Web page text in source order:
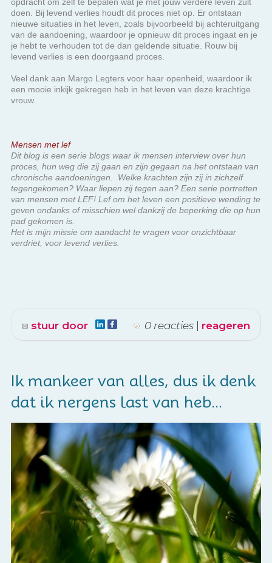
levend verlies is een doorgaand proces.
Veel dank aan Margo Legters voor haar openheid, waardoor ik
een mooie inkijk gekregen heb in het leven van deze krachtige
vrouw.
Mensen met lef
Dit blog is een serie blogs waar ik mensen interview over hun
proces, hun weg die zij gaan en zijn gegaan na het ontstaan van
chronische aandoeningen. Welke krachten zijn zij in zichzelf
tegengekomen? Waar liepen zij tegen aan? Een serie portretten
van mensen met LEF! Lef om het leven een positieve wending te
geven ondanks of misschien wel dankzij de beperking die op hun
pad gekomen is.
Het is mijn missie om aandacht te vragen voor onzichtbaar
verdriet, voor levend verlies.
0 reacties | reageren
stuur door
Ik mankeer van alles, dus ik denk
dat ik nergens last van heb...